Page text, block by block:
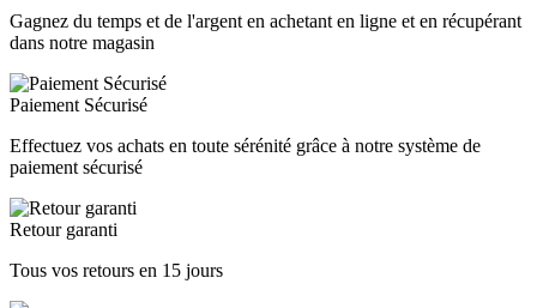
GENRE
CATÉGORIE
COLLANTS 1
THERMIQUE INTERIEUR
GENRE THERMIQUE
BAS COURT CORSAIRE
Gagnez du temps et de l'argent en achetant en ligne et en récupérant
dans notre magasin
Paiement Sécurisé
Effectuez vos achats en toute sérénité grâce à notre système de
paiement sécurisé
Retour garanti
Tous vos retours en 15 jours